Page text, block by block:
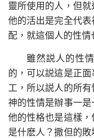
靈所使用的人，但
他的活出是完全代
配，就這個人的性情
雖然説人的性
的，可以説這是正
工，所以説人的所
神的性情是辦事一是
他的性格也是這樣
是什麽人？撒但的